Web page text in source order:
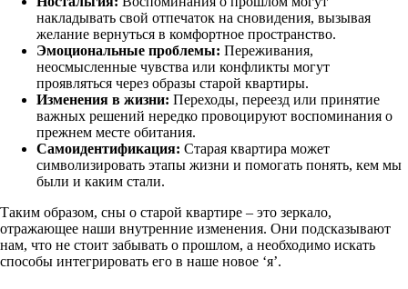
накладывать свой отпечаток на сновидения, вызывая
желание вернуться в комфортное пространство.
Эмоциональные проблемы: Переживания,
неосмысленные чувства или конфликты могут
проявляться через образы старой квартиры.
Изменения в жизни: Переходы, переезд или принятие
важных решений нередко провоцируют воспоминания о
прежнем месте обитания.
Самоидентификация: Старая квартира может
символизировать этапы жизни и помогать понять, кем мы
были и каким стали.
Таким образом, сны о старой квартире – это зеркало,
отражающее наши внутренние изменения. Они подсказывают
нам, что не стоит забывать о прошлом, а необходимо искать
способы интегрировать его в наше новое ‘я’.